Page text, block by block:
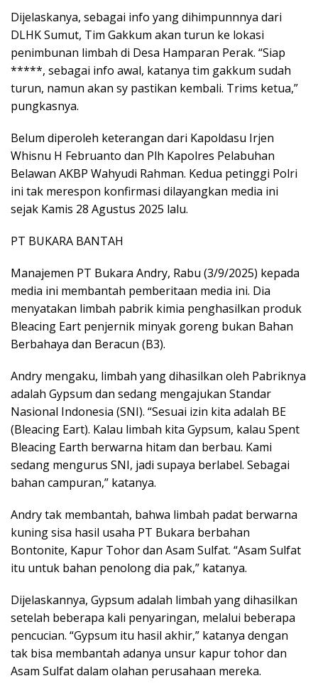
Dijelaskanya, sebagai info yang dihimpunnnya dari
DLHK Sumut, Tim Gakkum akan turun ke lokasi
penimbunan limbah di Desa Hamparan Perak. “Siap
*****, sebagai info awal, katanya tim gakkum sudah
turun, namun akan sy pastikan kembali. Trims ketua,”
pungkasnya.
Belum diperoleh keterangan dari Kapoldasu Irjen
Whisnu H Februanto dan Plh Kapolres Pelabuhan
Belawan AKBP Wahyudi Rahman. Kedua petinggi Polri
ini tak merespon konfirmasi dilayangkan media ini
sejak Kamis 28 Agustus 2025 lalu.
PT BUKARA BANTAH
Manajemen PT Bukara Andry, Rabu (3/9/2025) kepada
media ini membantah pemberitaan media ini. Dia
menyatakan limbah pabrik kimia penghasilkan produk
Bleacing Eart penjernik minyak goreng bukan Bahan
Berbahaya dan Beracun (B3).
Andry mengaku, limbah yang dihasilkan oleh Pabriknya
adalah Gypsum dan sedang mengajukan Standar
Nasional Indonesia (SNI). “Sesuai izin kita adalah BE
(Bleacing Eart). Kalau limbah kita Gypsum, kalau Spent
Bleacing Earth berwarna hitam dan berbau. Kami
sedang mengurus SNI, jadi supaya berlabel. Sebagai
bahan campuran,” katanya.
Andry tak membantah, bahwa limbah padat berwarna
kuning sisa hasil usaha PT Bukara berbahan
Bontonite, Kapur Tohor dan Asam Sulfat. “Asam Sulfat
itu untuk bahan penolong dia pak,” katanya.
Dijelaskannya, Gypsum adalah limbah yang dihasilkan
setelah beberapa kali penyaringan, melalui beberapa
pencucian. “Gypsum itu hasil akhir,” katanya dengan
tak bisa membantah adanya unsur kapur tohor dan
Asam Sulfat dalam olahan perusahaan mereka.